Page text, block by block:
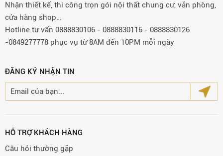
Nhận thiết kế, thi công trọn gói nội thất chung cư, văn phòng,
cửa hàng shop…
Hotline tư vấn 0888830106 - 0888830116 - 0888830126
-0849277778 phục vụ từ 8AM đến 10PM mỗi ngày
ĐĂNG KÝ NHẬN TIN
HỖ TRỢ KHÁCH HÀNG
Câu hỏi thường gặp